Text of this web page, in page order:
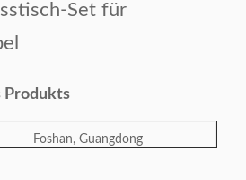
Set für
Produkts
Foshan, Guangdong